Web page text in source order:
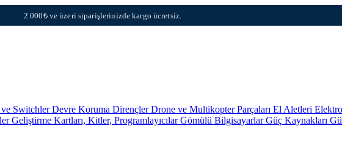
2.000₺ ve üzeri siparişlerinizde kargo ücretsiz.
SwitchlerDevre Koruma DirençlerDrone ve Multikopter Parçaları El Aletleri
Geliştirme Kartları, Kitler, ProgramlayıcılarGömülü BilgisayarlarGüç Kaynakları